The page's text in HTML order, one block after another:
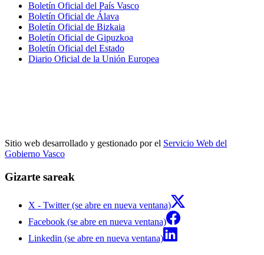
Boletín Oficial del País Vasco
Boletín Oficial de Álava
Boletín Oficial de Bizkaia
Boletín Oficial de Gipuzkoa
Boletín Oficial del Estado
Diario Oficial de la Unión Europea
Sitio web desarrollado y gestionado por el Servicio Web del
Gobierno Vasco
Gizarte sareak
X - Twitter (se abre en nueva ventana)
Facebook (se abre en nueva ventana)
Linkedin (se abre en nueva ventana)